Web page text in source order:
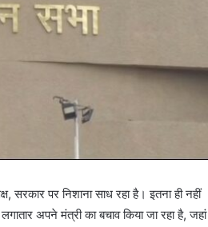
सरकार पर निशाना साध रहा है। इतना ही नहीं
अपने मंत्री का बचाव किया जा रहा है, जहां